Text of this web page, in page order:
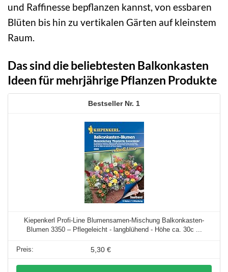
und Raffinesse bepflanzen kannst, von essbaren
Blüten bis hin zu vertikalen Gärten auf kleinstem
Raum.
Das sind die beliebtesten Balkonkasten
Ideen für mehrjährige Pflanzen Produkte
1
Kiepenkerl Profi-Line Blumensamen-Mischung Balkonkasten-
Blumen 3350 – Pflegeleicht - langblühend - Höhe ca. 30c ...
5,30 €